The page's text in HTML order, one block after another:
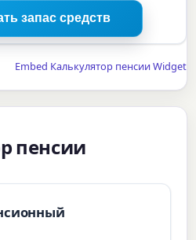
запас средств
Embed Калькулятор пенсии Widget
пенсии